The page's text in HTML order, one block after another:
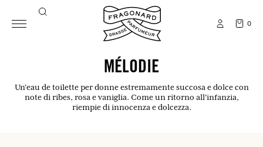
0
MÉLODIE
Un'eau de toilette per donne estremamente succosa e dolce con
note di ribes, rosa e vaniglia. Come un ritorno all'infanzia,
riempie di innocenza e dolcezza.